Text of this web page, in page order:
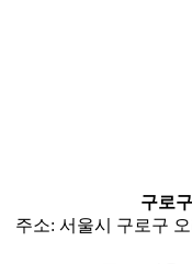
구로
주소: 서울시 구로구